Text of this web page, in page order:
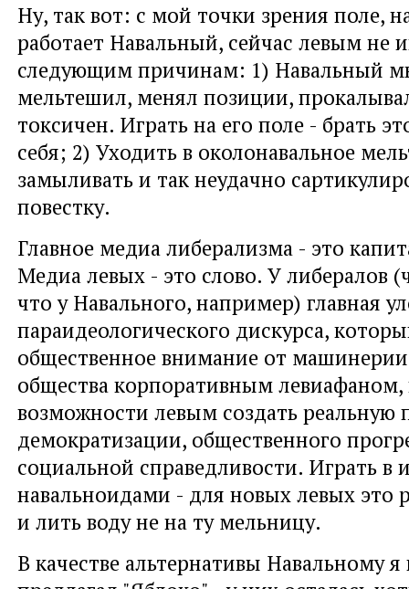
Ну, так вот: с мой точки зрения поле,
работает Навальный, сейчас левым не
следующим причинам: 1) Навальный
мельтешил, менял позиции,
токсичен. Играть на его поле - брать
себя; 2) Уходить в околонавальное
замыливать и так неудачно
повестку.
Главное медиа либерализма - это
Медиа левых - это слово. У либералов
что у Навального, например) главная
параидеологического дискурса,
общественное внимание от
общества корпоративным левиафаном,
возможности левым создать реальную
демократизации, общественного
социальной справедливости. Играть в
навальноидами - для новых левых это
и лить воду не на ту мельницу.
В качестве альтернативы Навальному я